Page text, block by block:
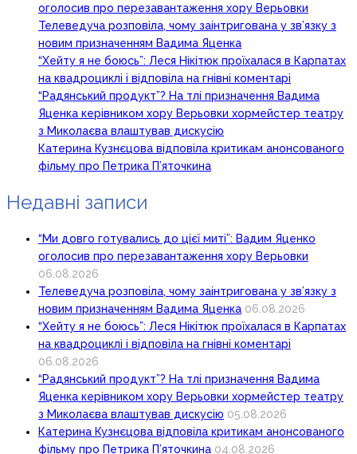
оголосив про перезавантаження хору Верьовки
Телеведуча розповіла, чому заінтригована у зв’язку з
новим призначенням Вадима Яценка
“Хейту я не боюсь”: Леся Нікітюк проїхалася в Карпатах
на квадроциклі і відповіла на гнівні коментарі
“Радянський продукт”? На тлі призначення Вадима
Яценка керівником хору Верьовки хормейстер театру
з Миколаєва влаштував дискусію
Катерина Кузнєцова відповіла критикам анонсованого
фільму про Петрика П’яточкина
Недавні записи
“Ми довго готувались до цієї миті”: Вадим Яценко
оголосив про перезавантаження хору Верьовки
06.08.2026
Телеведуча розповіла, чому заінтригована у зв’язку з
новим призначенням Вадима Яценка 06.08.2026
“Хейту я не боюсь”: Леся Нікітюк проїхалася в Карпатах
на квадроциклі і відповіла на гнівні коментарі
06.08.2026
“Радянський продукт”? На тлі призначення Вадима
Яценка керівником хору Верьовки хормейстер театру
з Миколаєва влаштував дискусію 05.08.2026
Катерина Кузнєцова відповіла критикам анонсованого
фільму про Петрика П’яточкина 04.08.2026